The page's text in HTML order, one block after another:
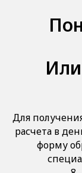
Для
расчета в
форму